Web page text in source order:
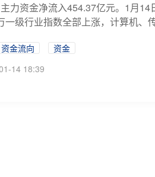
力资金净流入454.37亿元。1月
一级行业指数全部上涨，计算机、
资金流向
资金
14 18:39